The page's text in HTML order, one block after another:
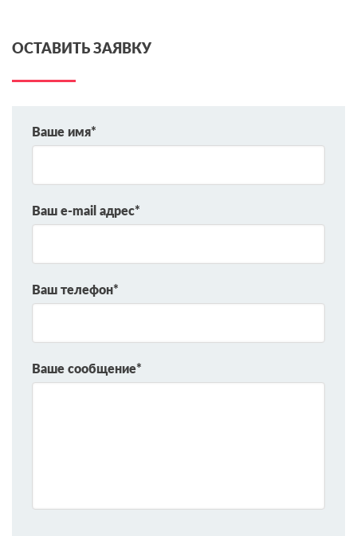
ОСТАВИТЬ ЗАЯВКУ
Ваше имя*
Ваш e-mail адрес*
Ваш телефон*
Ваше сообщение*